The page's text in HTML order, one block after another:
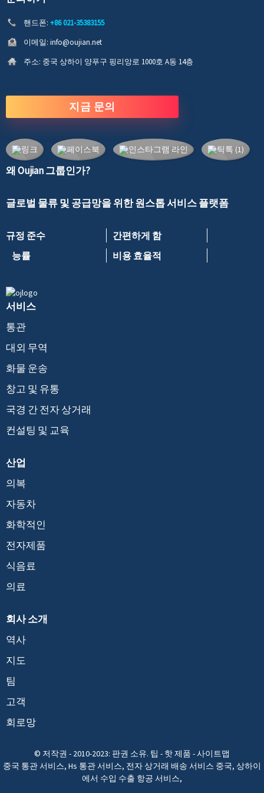
핸드폰: +86 021-35383155
이메일: info@oujian.net
주소: 중국 상하이 양푸구 핑리앙로 1000호 A동 14층
지금 문의
왜 Oujian 그룹인가?
글로벌 물류 및 공급망을 위한 원스톱 서비스 플랫폼
규정 준수
간편하게 함
능률
비용 효율적
서비스
통관
대외 무역
화물 운송
창고 및 유통
국경 간 전자 상거래
컨설팅 및 교육
산업
의복
자동차
화학적인
전자제품
식음료
의료
회사 소개
역사
지도
팀
고객
회로망
© 저작권 - 2010-2023: 판권 소유. 팁 - 핫 제품 -사이트맵
중국 통관 서비스, Hs 통관 서비스, 전자 상거래 배송 서비스 중국, 상하이
에서 수입 수출 항공 서비스,